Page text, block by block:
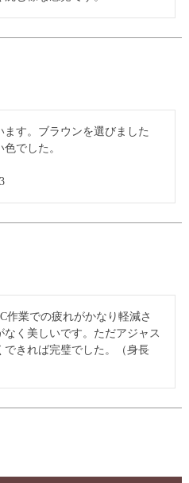
す。ブラウンを選びました
でした。
作業での疲れがかなり軽減さ
く美しいです。ただアジャス
できれば完璧でした。（身長